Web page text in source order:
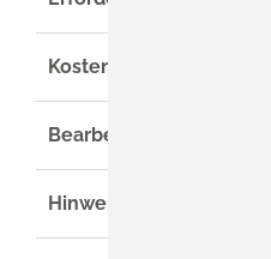
Kosten
Bearbeitungsdauer
Hinweise